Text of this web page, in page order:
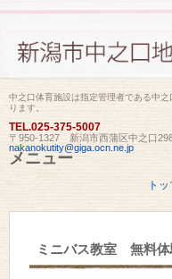
中之口体育施設は指定管理者である中
ります。
TEL.025-375-5007
〒950-1327 新潟市西蒲区中之口
nakanokutity@giga.ocn.ne.jp
メニュー
ト
ミニバス教室 無料体